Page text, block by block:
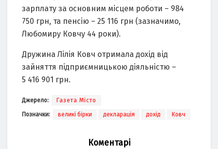
зарплату за основним місцем роботи – 984
750 грн, та пенсію – 25 116 грн (зазначимо,
Любомиру Ковчу 44 роки).
Дружина Лілія Ковч отримала дохід від
зайняття підприємницькою діяльністю –
5 416 901 грн.
Джерело: Газета Місто
Позначки: великі бірки декларація дохід Ковч
Коментарі